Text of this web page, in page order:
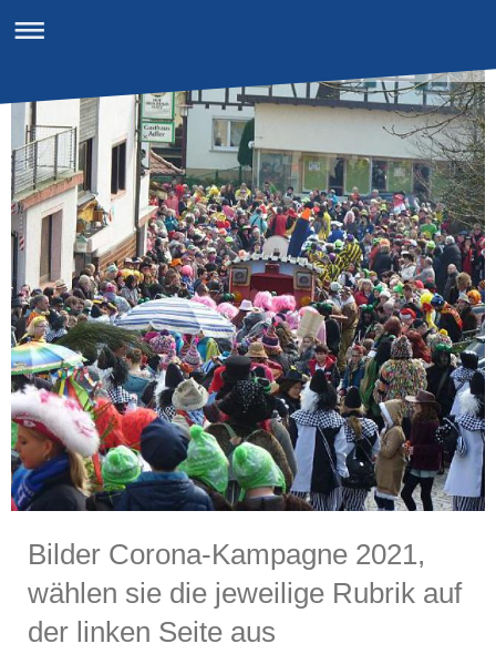
Bilder Corona-Kampagne 2021,
wählen sie die jeweilige Rubrik auf
der linken Seite aus